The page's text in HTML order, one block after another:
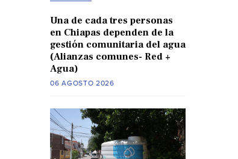
Una de cada tres personas
en Chiapas dependen de la
gestión comunitaria del agua
(Alianzas comunes- Red +
Agua)
06 AGOSTO 2026